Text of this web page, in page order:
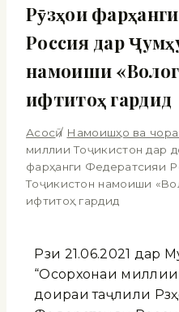
Рӯзҳои
Россия дар
намоиши
ифтитоҳ гардид
Асосӣ / Намоишҳо ва
миллии Тоҷикистон дар
фарҳанги Федератсияи
Тоҷикистон намоиши
ифтитоҳ гардид
Рӯзи 21.06.2021 дар
“Осорхонаи миллии
доираи таҷлили